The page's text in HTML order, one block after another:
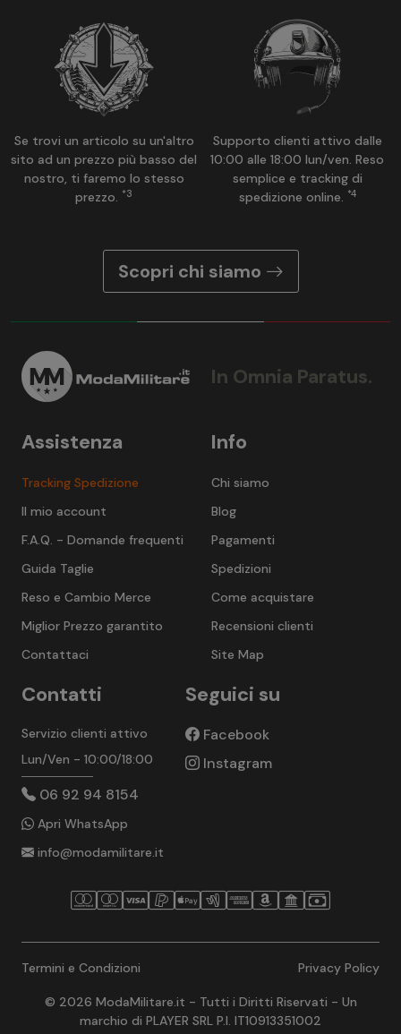
Se trovi un articolo su un'altro
sito ad un prezzo più basso del
nostro, ti faremo lo stesso
prezzo. *3
Supporto clienti attivo dalle
10:00 alle 18:00 lun/ven. Reso
semplice e tracking di
spedizione online. *4
Scopri chi siamo
In Omnia Paratus.
Info
Chi siamo
Blog
Pagamenti
Spedizioni
Come acquistare
Recensioni clienti
Site Map
Assistenza
Tracking Spedizione
Il mio account
F.A.Q. - Domande frequenti
Guida Taglie
Reso e Cambio Merce
Miglior Prezzo garantito
Contattaci
Contatti
Servizio clienti attivo
Lun/Ven - 10:00/18:00
06 92 94 8154
Apri WhatsApp
info@modamilitare.it
Seguici su
Facebook
Instagram
Termini e Condizioni Privacy Policy
© 2026 ModaMilitare.it - Tutti i Diritti Riservati - Un
marchio di PLAYER SRL P.I. IT10913351002